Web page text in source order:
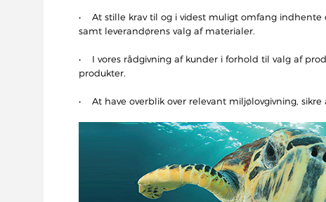
• At stille krav til og i videst muligt omfang
samt leverandørens valg af materialer.
• I vores rådgivning af kunder i forhold til valg af
produkter.
• At have overblik over relevant miljølovgivning,